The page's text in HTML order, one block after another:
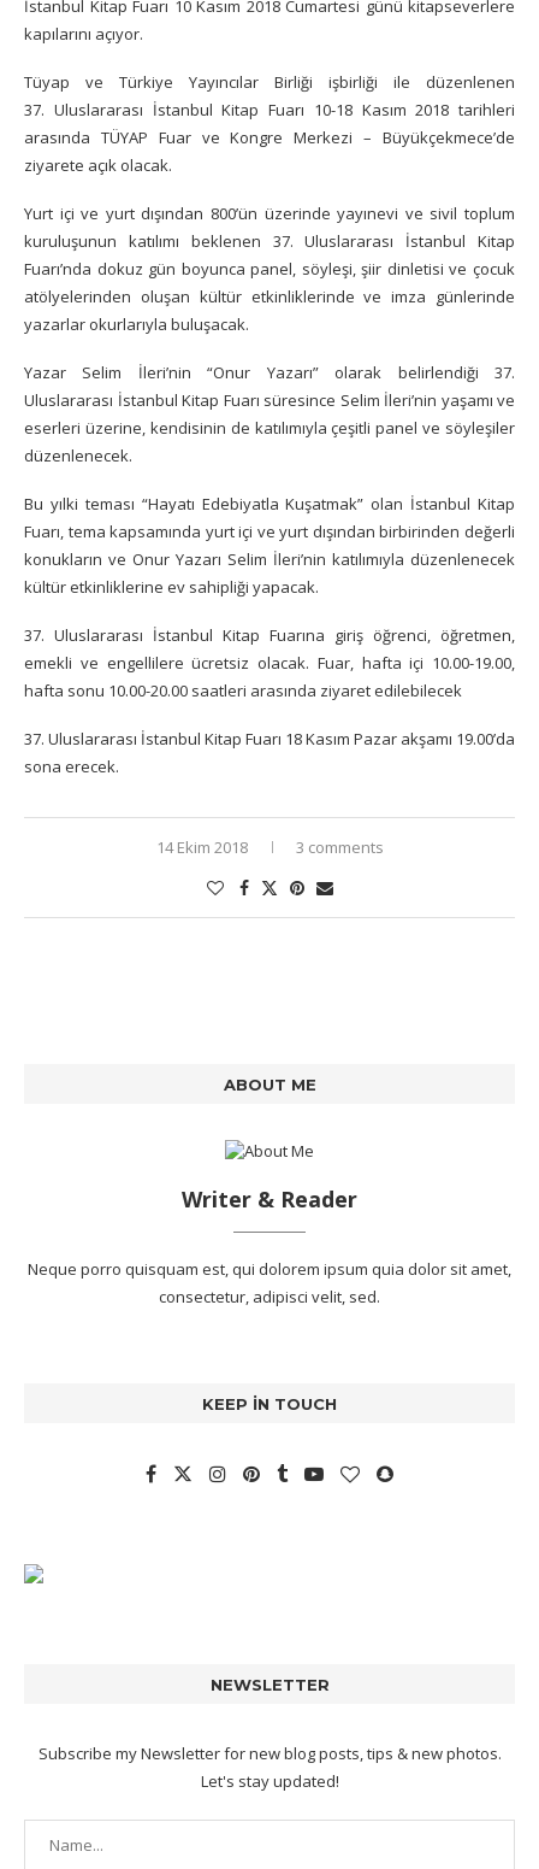
İstanbul Kitap Fuarı 10 Kasım 2018 Cumartesi günü kitapseverlere
kapılarını açıyor.
Tüyap ve Türkiye Yayıncılar Birliği işbirliği ile düzenlenen
37. Uluslararası İstanbul Kitap Fuarı 10-18 Kasım 2018 tarihleri
arasında TÜYAP Fuar ve Kongre Merkezi – Büyükçekmece’de
ziyarete açık olacak.
Yurt içi ve yurt dışından 800’ün üzerinde yayınevi ve sivil toplum
kuruluşunun katılımı beklenen 37. Uluslararası İstanbul Kitap
Fuarı’nda dokuz gün boyunca panel, söyleşi, şiir dinletisi ve çocuk
atölyelerinden oluşan kültür etkinliklerinde ve imza günlerinde
yazarlar okurlarıyla buluşacak.
Yazar Selim İleri’nin “Onur Yazarı” olarak belirlendiği 37.
Uluslararası İstanbul Kitap Fuarı süresince Selim İleri’nin yaşamı ve
eserleri üzerine, kendisinin de katılımıyla çeşitli panel ve söyleşiler
düzenlenecek.
Bu yılki teması “Hayatı Edebiyatla Kuşatmak” olan İstanbul Kitap
Fuarı, tema kapsamında yurt içi ve yurt dışından birbirinden değerli
konukların ve Onur Yazarı Selim İleri’nin katılımıyla düzenlenecek
kültür etkinliklerine ev sahipliği yapacak.
37. Uluslararası İstanbul Kitap Fuarına giriş öğrenci, öğretmen,
emekli ve engellilere ücretsiz olacak. Fuar, hafta içi 10.00-19.00,
hafta sonu 10.00-20.00 saatleri arasında ziyaret edilebilecek
37. Uluslararası İstanbul Kitap Fuarı 18 Kasım Pazar akşamı 19.00’da
sona erecek.
14 Ekim 2018 3 comments
ABOUT ME
Writer & Reader
Neque porro quisquam est, qui dolorem ipsum quia dolor sit amet,
consectetur, adipisci velit, sed.
KEEP IN TOUCH
NEWSLETTER
Subscribe my Newsletter for new blog posts, tips & new photos.
Let's stay updated!